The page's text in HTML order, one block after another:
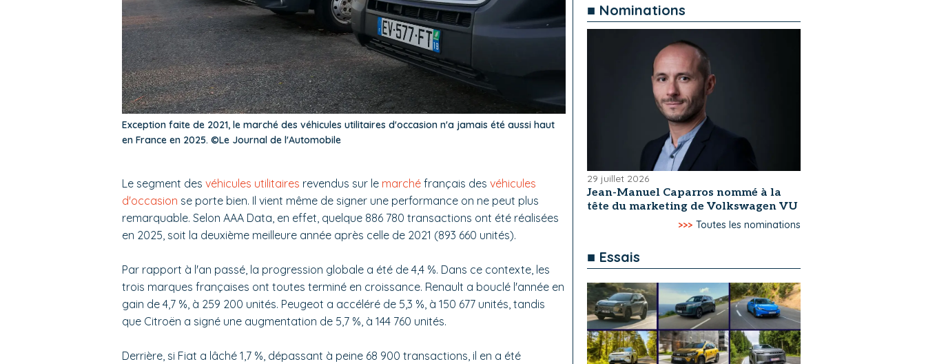
Exception faite de 2021, le marché des véhicules utilitaires d'occasion n'a jamais été aussi haut
en France en 2025. ©Le Journal de l'Automobile
Le segment des véhicules utilitaires revendus sur le marché français des véhicules
d'occasion se porte bien. Il vient même de signer une performance on ne peut plus
remarquable. Selon AAA Data, en effet, quelque 886 780 transactions ont été réalisées
en 2025, soit la deuxième meilleure année après celle de 2021 (893 660 unités).
Par rapport à l'an passé, la progression globale a été de 4,4 %. Dans ce contexte, les
trois marques françaises ont toutes terminé en croissance. Renault a bouclé l'année en
gain de 4,7 %, à 259 200 unités. Peugeot a accéléré de 5,3 %, à 150 677 unités, tandis
que Citroën a signé une augmentation de 5,7 %, à 144 760 unités.
Derrière, si Fiat a lâché 1,7 %, dépassant à peine 68 900 transactions, il en a été
■ Nominations
29 juillet 2026
Jean-Manuel Caparros nommé à la
tête du marketing de Volkswagen VU
>>> Toutes les nominations
■ Essais